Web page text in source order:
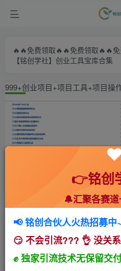
🔥🔥免费领取🔥🔥免费领取
【铭创学社】创业工具宝库合集
999+创业项目+项目工具+项目操
首页 🍻会员专享 📚综合教程 正
AI外贸全链路实战，建站+
效率速成指南
👉铭创
🔔汇聚各赛
📢 铭创合伙人火热招募中
😏 不会引流??? 👌 没关
✊ 独家引流技术无保留交